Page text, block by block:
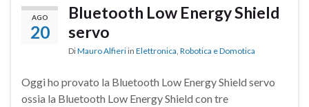
AGO
20
Bluetooth Low Energy Shield
servo
DiMauro Alfieri in Elettronica Robotica e Domotica
Oggi ho provato la Bluetooth Low Energy Shield servo
ossia la Bluetooth Low Energy Shield con tre